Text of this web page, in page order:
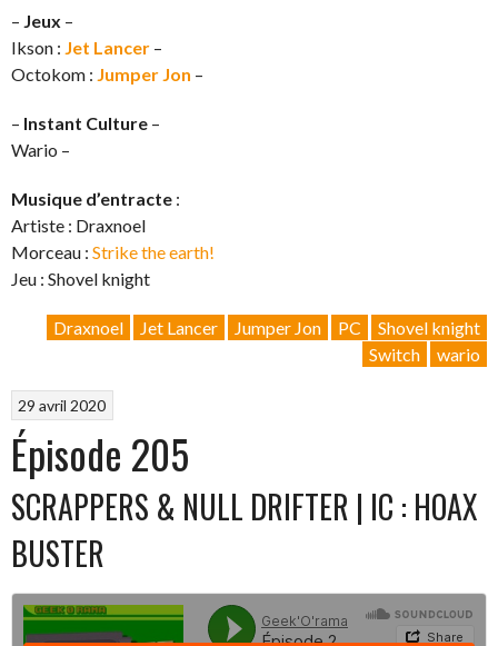
– Jeux –
Ikson : Jet Lancer –
Octokom : Jumper Jon –
– Instant Culture –
Wario –
Musique d’entracte :
Artiste : Draxnoel
Morceau : Strike the earth!
Jeu : Shovel knight
Draxnoel Jet Lancer Jumper Jon PC
Shovel knight
Switch
wario
29 avril 2020
Épisode 205
SCRAPPERS & NULL DRIFTER | IC : HOAX
BUSTER